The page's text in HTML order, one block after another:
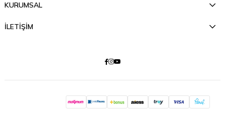
KURUMSAL
İLETİŞİM